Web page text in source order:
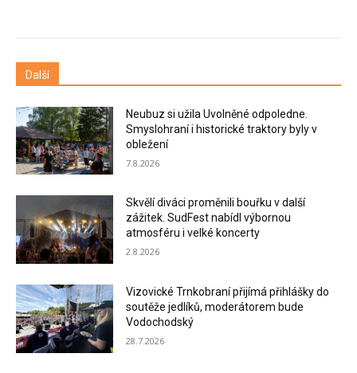
Další
Neubuz si užila Uvolněné odpoledne.
Smyslohraní i historické traktory byly v
obležení
7.8.2026
Skvělí diváci proměnili bouřku v další
zážitek. SudFest nabídl výbornou
atmosféru i velké koncerty
2.8.2026
Vizovické Trnkobraní přijímá přihlášky do
soutěže jedlíků, moderátorem bude
Vodochodský
28.7.2026